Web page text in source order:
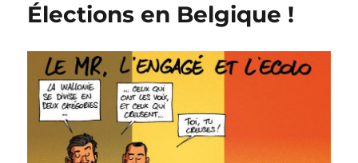
Élections en Belgique !